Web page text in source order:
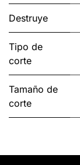
Destruye
Tipo de
corte
Tamaño de
corte